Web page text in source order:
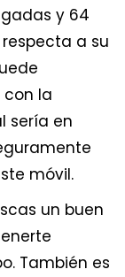
y 64
a su
con la
sería en
móvil.
un buen
También es